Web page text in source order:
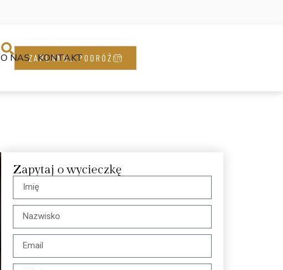
O NAS KONTAKT
ZAPLANUJ PODRÓŻ
Zapytaj o wycieczkę